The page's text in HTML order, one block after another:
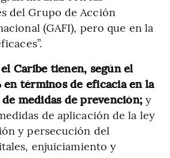
del Grupo de Acción
(GAFI), pero que en la
Caribe tienen, según el
términos de eficacia en la
medidas de prevención;y
de aplicación de la ley
y persecución del
enjuiciamiento y